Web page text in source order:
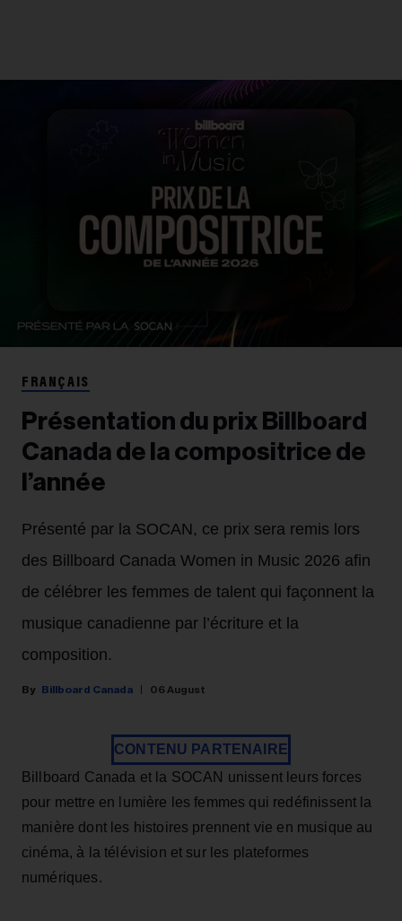
FRANÇAIS
Présentation du prix Billboard
Canada de la compositrice de
l’année
Présenté par la SOCAN, ce prix sera remis lors
des Billboard Canada Women in Music 2026 afin
de célébrer les femmes de talent qui façonnent la
musique canadienne par l’écriture et la
composition.
Billboard Canada 06 August
CONTENU PARTENAIRE
Billboard Canada et la SOCAN unissent leurs forces
pour mettre en lumière les femmes qui redéfinissent la
manière dont les histoires prennent vie en musique au
cinéma, à la télévision et sur les plateformes
numériques.